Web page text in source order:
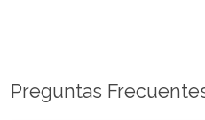
Preguntas